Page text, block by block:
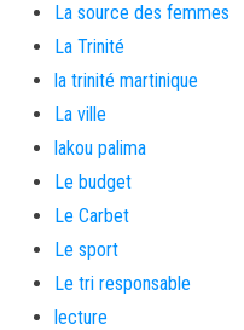
La source des femmes
La Trinité
la trinité martinique
La ville
lakou palima
Le budget
Le Carbet
Le sport
Le tri responsable
lecture